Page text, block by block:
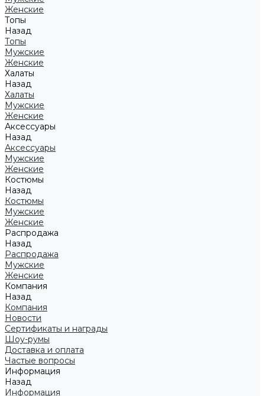
Женские
Топы
Назад
Топы
Мужские
Женские
Халаты
Назад
Халаты
Мужские
Женские
Аксессуары
Назад
Аксессуары
Мужские
Женские
Костюмы
Назад
Костюмы
Мужские
Женские
Распродажа
Назад
Распродажа
Мужские
Женские
Компания
Назад
Компания
Новости
Сертификаты и награды
Шоу-румы
Доставка и оплата
Частые вопросы
Информация
Назад
Информация